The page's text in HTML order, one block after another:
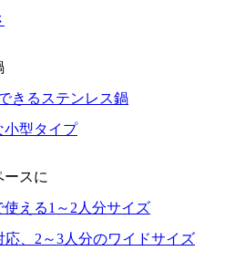
きるステンレス鍋
小型タイプ
スに
える1～2人分サイズ
応、2～3人分のワイドサイズ